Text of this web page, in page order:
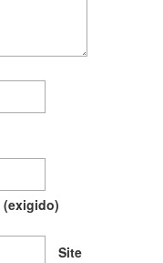
(exigido)
Site